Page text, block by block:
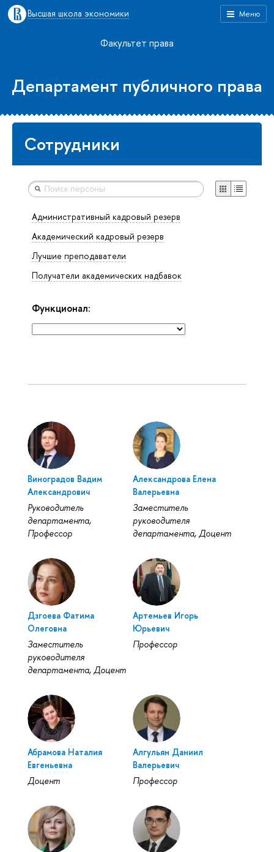
Меню
Высшая школа экономики
Факультет права
Департамент публичного права
Сотрудники
Административный кадровый резерв
Академический кадровый резерв
Лучшие преподаватели
Получатели академических надбавок
Функционал:
Виноградов Вадим
Александрович
Руководитель
департамента,
Профессор
Александрова Елена
Валерьевна
Заместитель
руководителя
департамента, Доцент
Дзгоева Фатима
Олеговна
Заместитель
руководителя
департамента, Доцент
Артемьев Игорь
Юрьевич
Профессор
Абрамова Наталия
Евгеньевна
Доцент
Алгульян Даниил
Валерьевич
Профессор